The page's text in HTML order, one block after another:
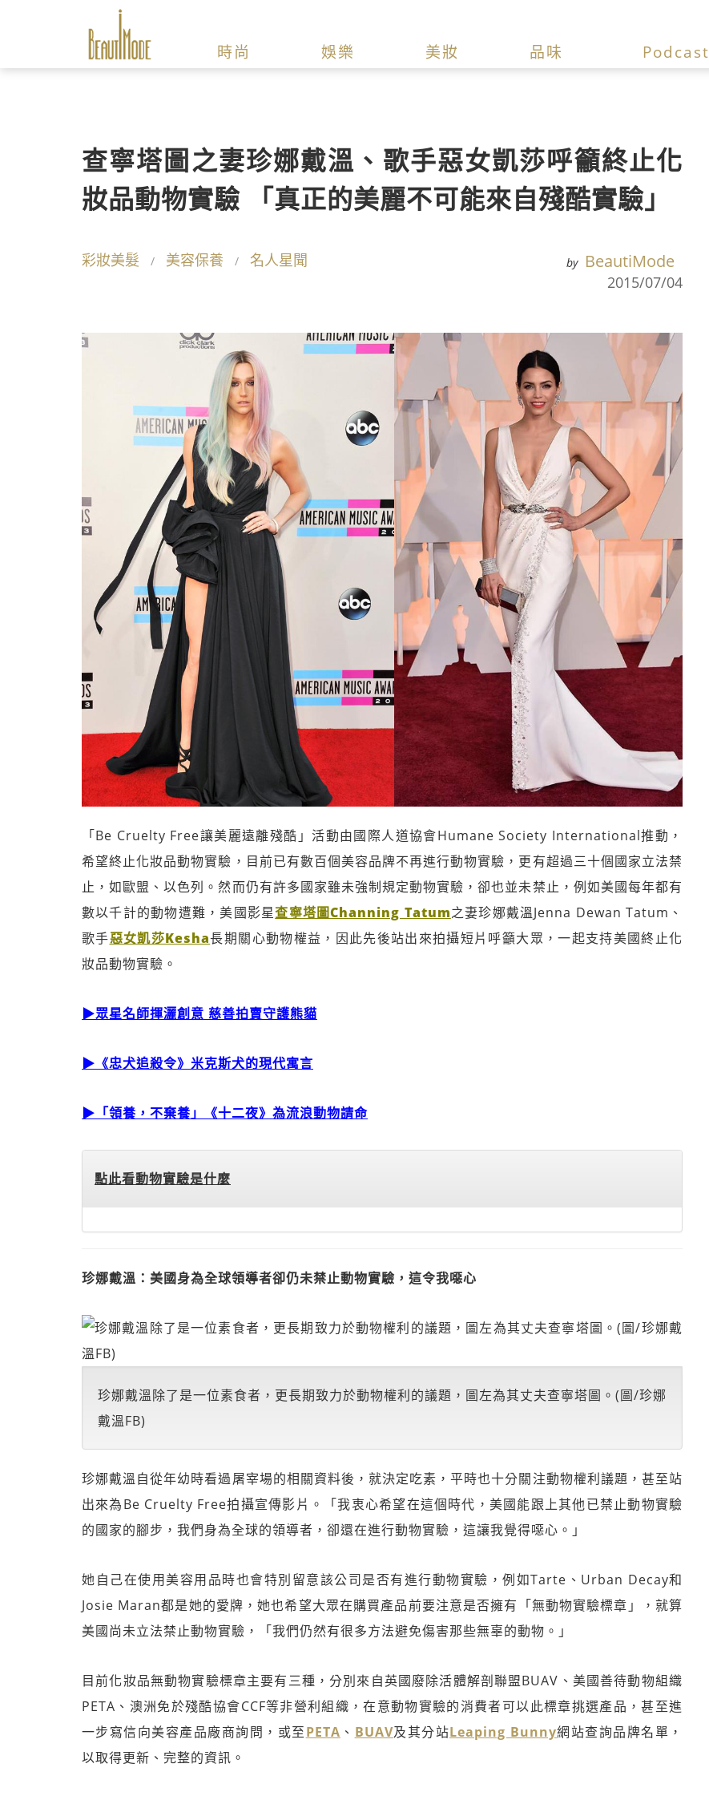
時尚 娛樂 美妝 品味 Podcast
查寧塔圖之妻珍娜戴溫、歌手惡女凱莎呼籲終止化
妝品動物實驗 「真正的美麗不可能來自殘酷實驗」
彩妝美髮 美容保養 名人星聞 by BeautiMode
2015/07/04
「Be Cruelty Free讓美麗遠離殘酷」活動由國際人道協會Humane Society International推動，
希望終止化妝品動物實驗，目前已有數百個美容品牌不再進行動物實驗，更有超過三十個國家立法禁
止，如歐盟、以色列。然而仍有許多國家雖未強制規定動物實驗，卻也並未禁止，例如美國每年都有
數以千計的動物遭難，美國影星查寧塔圖Channing Tatum之妻珍娜戴溫Jenna Dewan Tatum、
歌手惡女凱莎Kesha長期關心動物權益，因此先後站出來拍攝短片呼籲大眾，一起支持美國終止化
妝品動物實驗。
▶眾星名師揮灑創意 慈善拍賣守護熊貓
▶《忠犬追殺令》米克斯犬的現代寓言
▶「領養，不棄養」《十二夜》為流浪動物請命
點此看動物實驗是什麼
珍娜戴溫：美國身為全球領導者卻仍未禁止動物實驗，這令我噁心
珍娜戴溫除了是一位素食者，更長期致力於動物權利的議題，圖左為其丈夫查寧塔圖。(圖/珍娜
戴溫FB)
珍娜戴溫自從年幼時看過屠宰場的相關資料後，就決定吃素，平時也十分關注動物權利議題，甚至站
出來為Be Cruelty Free拍攝宣傳影片。「我衷心希望在這個時代，美國能跟上其他已禁止動物實驗
的國家的腳步，我們身為全球的領導者，卻還在進行動物實驗，這讓我覺得噁心。」
她自己在使用美容用品時也會特別留意該公司是否有進行動物實驗，例如Tarte、Urban Decay和
Josie Maran都是她的愛牌，她也希望大眾在購買產品前要注意是否擁有「無動物實驗標章」，就算
美國尚未立法禁止動物實驗，「我們仍然有很多方法避免傷害那些無辜的動物。」
目前化妝品無動物實驗標章主要有三種，分別來自英國廢除活體解剖聯盟BUAV、美國善待動物組織
PETA、澳洲免於殘酷協會CCF等非營利組織，在意動物實驗的消費者可以此標章挑選產品，甚至進
一步寫信向美容產品廠商詢問，或至PETA 、 BUAV及其分站Leaping Bunny網站查詢品牌名單，
以取得更新、完整的資訊。